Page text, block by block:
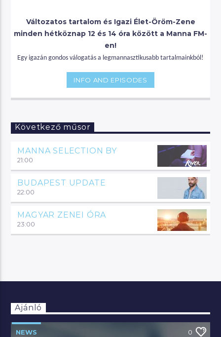
Változatos tartalom és Igazi Élet-Öröm-Zene
minden hétköznap 12 és 14 óra között a Manna FM-
en!
Egy igazán gondos válogatás a legmannasztikusabb tartalmainkból!
INFO AND EPISODES
Következő műsor
MANNA SELECTION BY
21:00
BUDAPEST UPDATE
22:00
MAGYAR ZENEI ÓRA
23:00
Ajánló
NEWS 0